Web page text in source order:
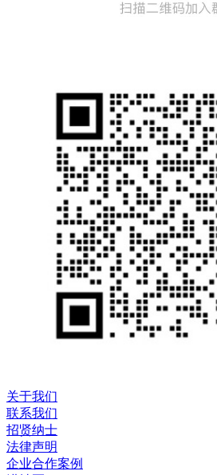
关于我们
联系我们
招贤纳士
法律声明
企业合作案例